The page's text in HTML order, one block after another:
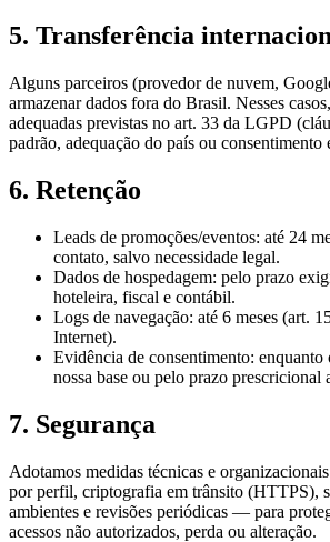
5. Transferência
Alguns parceiros (provedor de nuvem,
armazenar dados fora do Brasil. Nesses
adequadas previstas no art. 33 da LGPD
padrão, adequação do país ou consentimento
6. Retenção
Leads de promoções/eventos: até 24
contato, salvo necessidade legal.
Dados de hospedagem: pelo prazo
hoteleira, fiscal e contábil.
Logs de navegação: até 6 meses (art.
Internet).
Evidência de consentimento: enquanto
nossa base ou pelo prazo prescricional
7. Segurança
Adotamos medidas técnicas e
por perfil, criptografia em trânsito (HTTPS),
ambientes e revisões periódicas — para
acessos não autorizados, perda ou alteração.